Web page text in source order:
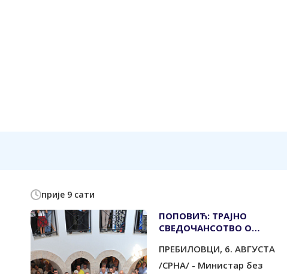
прије 9 сати
ПОПОВИЋ: ТРАЈНО
СВЕДОЧАНСОТВО О
НЕПОКОЛЕБЉИВОСТИ
ПРЕБИЛОВЦИ, 6. АВГУСТА
/СРНА/ - Министар без